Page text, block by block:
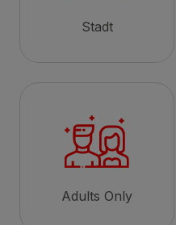
Stadt
Adults Only